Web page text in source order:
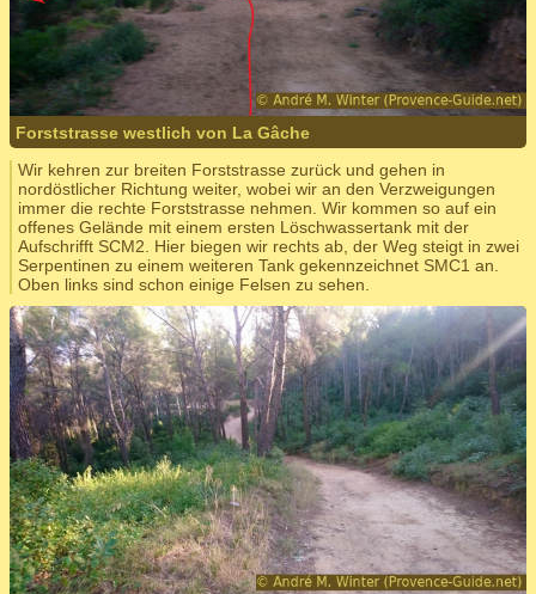
Forststrasse westlich von La Gâche
Wir kehren zur breiten Forststrasse zurück und gehen in
nordöstlicher Richtung weiter, wobei wir an den Verzweigungen
immer die rechte Forststrasse nehmen. Wir kommen so auf ein
offenes Gelände mit einem ersten Löschwassertank mit der
Aufschrifft SCM2. Hier biegen wir rechts ab, der Weg steigt in zwei
Serpentinen zu einem weiteren Tank gekennzeichnet SMC1 an.
Oben links sind schon einige Felsen zu sehen.